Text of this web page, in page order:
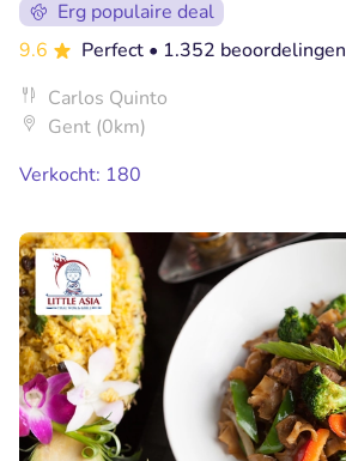
Erg populaire deal
9.6
Perfect • 1.352 beoordelingen
Carlos Quinto
Gent (0km)
Verkocht: 180